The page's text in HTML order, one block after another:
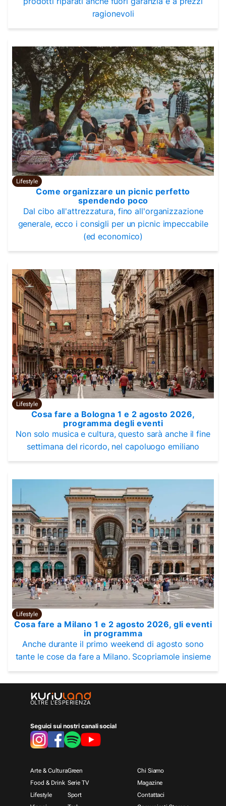
ragionevoli
Lifestyle
Come organizzare un picnic perfetto
spendendo poco
Dal cibo all'attrezzatura, fino all'organizzazione
generale, ecco i consigli per un picnic impeccabile
(ed economico)
Lifestyle
Cosa fare a Bologna 1 e 2 agosto 2026,
programma degli eventi
Non solo musica e cultura, questo sarà anche il fine
settimana del ricordo, nel capoluogo emiliano
Lifestyle
Cosa fare a Milano 1 e 2 agosto 2026, gli eventi
in programma
Anche durante il primo weekend di agosto sono
tante le cose da fare a Milano. Scopriamole insieme
OLTRE L'ESPERIENZA
Seguici sui nostri canali social
Arte & Cultura
Food & Drink
Lifestyle
Green
Serie TV
Sport
Chi Siamo
Magazine
Contattaci